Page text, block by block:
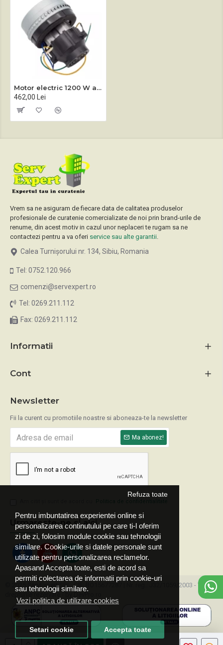
Pentru imbuntatirea experientei online si
personalizarea continutului pe care ti-l oferim
zi de zi, folosim module cookie sau tehnologii
similare. Cookie-urile si datele personale sunt
utilizate pentru personalizarea reclamelor.
Apasand Accepta toate, esti de acord sa
permiti colectarea de informatii prin cookie-uri
sau tehnologii similare.
Vezi politica de utilizare cookies
Refuza toate
Setari cookie Accepta toate
Motor electric 1200 W aspiratoare Sprintus N55, N77, N80
462,00 Lei
Vrem sa ne asiguram de fiecare data de calitatea produselor
profesionale de curatenie comercializate de noi prin brand-urile de
renume, din acest motiv in cazul unor neplaceri te rugam sa ne
contactezi pentru a va oferi service sau alte garantii.
Calea Turnișorului nr. 134, Sibiu, Romania
Tel: 0752.120.966
comenzi@servexpert.ro
Tel: 0269.211.112
Fax: 0269.211.112
Informatii
Cont
Newsletter
Fii la curent cu promotiile noastre si aboneaza-te la newsletter
Ma abonez!
Urmareste-ne si aici
© 2025 ServExpert SRL, CIF: RO15677287 | Nr. reg.: J32/1059/2003 - Toate
drepturile rezervate - by DevPro.ro